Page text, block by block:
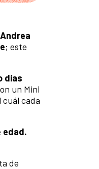
; este
días
un Mini
cuál cada
edad.
de